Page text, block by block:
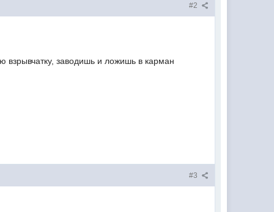
#2
взрывчатку, заводишь и ложишь в карман
#3